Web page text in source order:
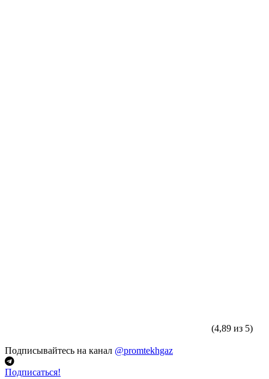
(4,89 из 5)
Подписывайтесь на канал @promtekhgaz
Подписаться!